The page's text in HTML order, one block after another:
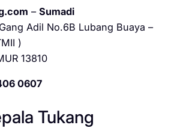
– Sumadi
Adil No.6B Lubang Buaya –
)
13810
0607
Tukang